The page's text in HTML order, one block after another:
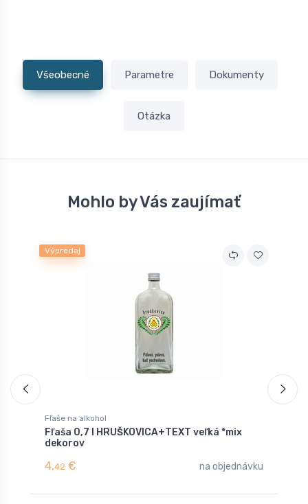
Všeobecné Parametre Dokumenty
Otázka
Mohlo by Vás zaujímať
Výpredaj
Fľaše na alkohol
Fľaša 0,7 l HRUŠKOVICA+TEXT veľká *mix
dekorov
4,42 € na objednávku